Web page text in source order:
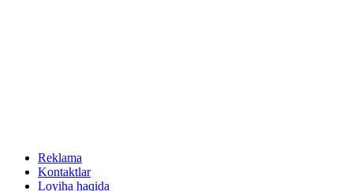
Reklama
Kontaktlar
Loyiha haqida